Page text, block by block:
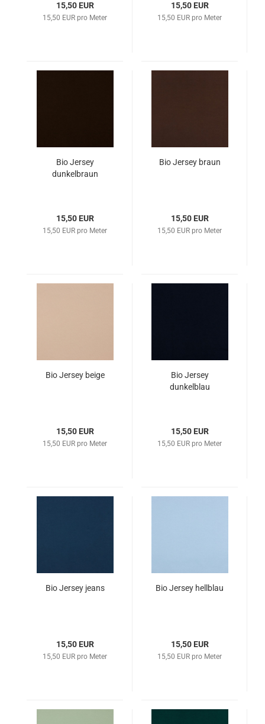
15,50 EUR
15,50 EUR pro Meter
15,50 EUR
15,50 EUR pro Meter
Bio Jersey
dunkelbraun
15,50 EUR
15,50 EUR pro Meter
Bio Jersey braun
15,50 EUR
15,50 EUR pro Meter
Bio Jersey beige
15,50 EUR
15,50 EUR pro Meter
Bio Jersey
dunkelblau
15,50 EUR
15,50 EUR pro Meter
Bio Jersey jeans
15,50 EUR
15,50 EUR pro Meter
Bio Jersey hellblau
15,50 EUR
15,50 EUR pro Meter